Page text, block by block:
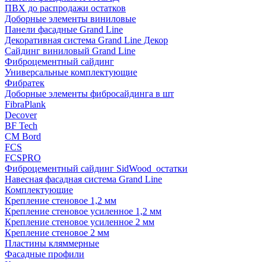
ПВХ до распродажи остатков
Доборные элементы виниловые
Панели фасадные Grand Line
Декоративная система Grand Line Декор
Сайдинг виниловый Grand Line
Фиброцементный сайдинг
Универсальные комплектующие
Фибратек
Доборные элементы фибросайдинга в шт
FibraPlank
Decover
BF Tech
CM Bord
FCS
FCSPRO
Фиброцементный сайдинг SidWood_остатки
Навесная фасадная система Grand Line
Комплектующие
Крепление стеновое 1,2 мм
Крепление стеновое усиленное 1,2 мм
Крепление стеновое усиленное 2 мм
Крепление стеновое 2 мм
Пластины кляммерные
Фасадные профили